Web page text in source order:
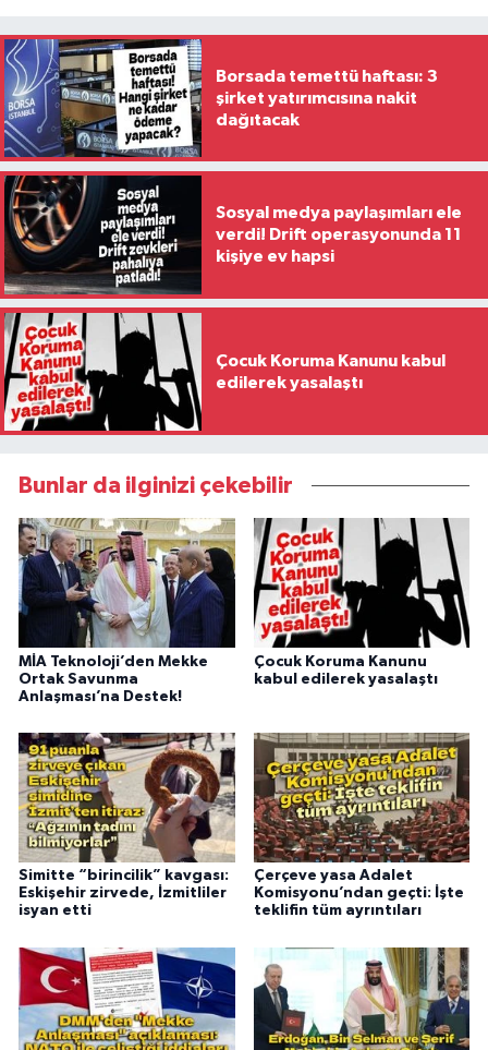
Borsada temettü haftası: 3
şirket yatırımcısına nakit
dağıtacak
Sosyal medya paylaşımları ele
verdi! Drift operasyonunda 11
kişiye ev hapsi
Çocuk Koruma Kanunu kabul
edilerek yasalaştı
Bunlar da ilginizi çekebilir
MİA Teknoloji’den Mekke
Ortak Savunma
Anlaşması’na Destek!
Çocuk Koruma Kanunu
kabul edilerek yasalaştı
Simitte “birincilik” kavgası:
Eskişehir zirvede, İzmitliler
isyan etti
Çerçeve yasa Adalet
Komisyonu’ndan geçti: İşte
teklifin tüm ayrıntıları